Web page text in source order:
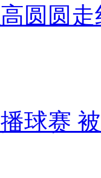
圆圆走
球赛